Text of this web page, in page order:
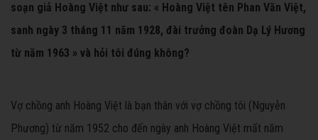
soạn giả Hoàng Việt như sau: « Hoàng Việt tên Phan Văn Việt,
sanh ngày 3 tháng 11 năm 1928, đài trưởng đoàn Dạ Lý Hương
từ năm 1963 » và hỏi tôi đúng không?
Vợ chồng anh Hoàng Việt là bạn thân với vợ chồng tôi (Nguyễn
Phương) từ năm 1952 cho đến ngày anh Hoàng Việt mất năm